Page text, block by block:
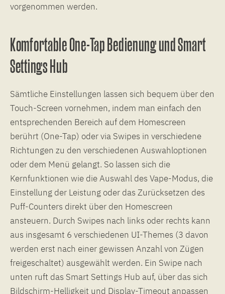
vorgenommen werden.
Komfortable One-Tap Bedienung und Smart
Settings Hub
Sämtliche Einstellungen lassen sich bequem über den
Touch-Screen vornehmen, indem man einfach den
entsprechenden Bereich auf dem Homescreen
berührt (One-Tap) oder via Swipes in verschiedene
Richtungen zu den verschiedenen Auswahloptionen
oder dem Menü gelangt. So lassen sich die
Kernfunktionen wie die Auswahl des Vape-Modus, die
Einstellung der Leistung oder das Zurücksetzen des
Puff-Counters direkt über den Homescreen
ansteuern. Durch Swipes nach links oder rechts kann
aus insgesamt 6 verschiedenen UI-Themes (3 davon
werden erst nach einer gewissen Anzahl von Zügen
freigeschaltet) ausgewählt werden. Ein Swipe nach
unten ruft das Smart Settings Hub auf, über das sich
Bildschirm-Helligkeit und Display-Timeout anpassen